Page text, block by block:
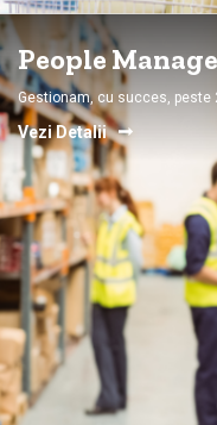
People
Gestionam, cu succes, peste
Vezi Detalii